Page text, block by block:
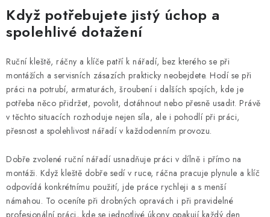
v
l
á
d
a
c
í
p
r
v
k
y
v
Když potřebujete jistý úchop a
spolehlivé dotažení
Ruční kleště, ráčny a klíče patří k nářadí, bez kterého se při
montážích a servisních zásazích prakticky neobejdete. Hodí se při
práci na potrubí, armaturách, šroubení i dalších spojích, kde je
potřeba něco přidržet, povolit, dotáhnout nebo přesně usadit. Právě
v těchto situacích rozhoduje nejen síla, ale i pohodlí při práci,
přesnost a spolehlivost nářadí v každodenním provozu.
Dobře zvolené ruční nářadí usnadňuje práci v dílně i přímo na
montáži. Když kleště dobře sedí v ruce, ráčna pracuje plynule a klíč
odpovídá konkrétnímu použití, jde práce rychleji a s menší
námahou. To oceníte při drobných opravách i při pravidelné